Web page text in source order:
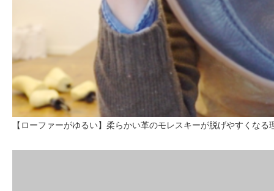
【ローファーがゆるい】柔らかい革のモレスキーが脱げやすくなる